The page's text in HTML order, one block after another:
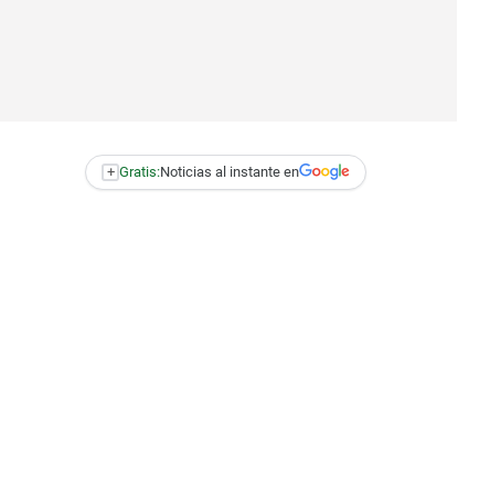
+ Gratis:Noticias al instante en